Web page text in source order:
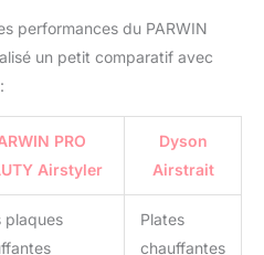
à réduire les
des racines
jusqu'aux pointes De
cheveux lisses et
- Le AIR STYLER
équipé d'un moteur
sans balais à haute
tours par minute et
performances du PARWIN
un petit comparatif avec
PRO
Airstyler
Dyson
Airstrait
plaques
Plates
chauffantes